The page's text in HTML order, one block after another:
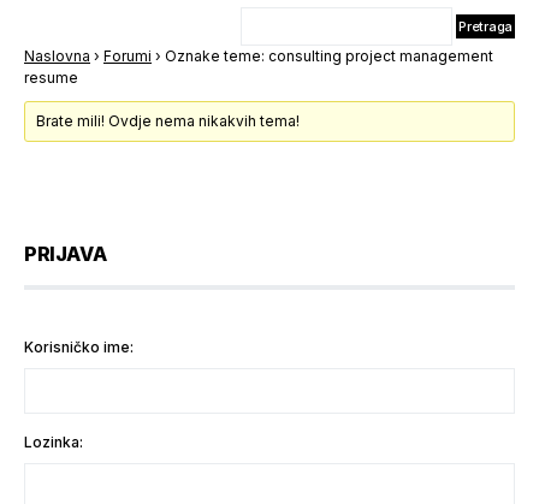
Naslovna › Forumi › Oznake teme: consulting project management
resume
Brate mili! Ovdje nema nikakvih tema!
PRIJAVA
Korisničko ime:
Lozinka: